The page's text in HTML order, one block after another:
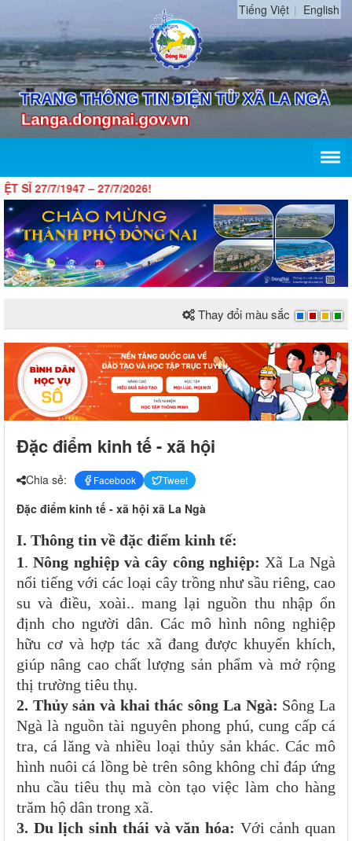
Tiếng Việt English
SĨ 27/7/1947 – 27/7/2026!
Thay đổi màu sắc
Đặc điểm kinh tế - xã hội
Chia sẻ: Facebook Tweet
Đặc điểm kinh tế - xã hội xã La Ngà
I. Thông tin về đặc điểm kinh tế:
1.Nông nghiệp và cây công nghiệp: Xã La Ngà
nổi tiếng với các loại cây trồng như sầu riêng, cao
su và điều, xoài.. mang lại nguồn thu nhập ổn
định cho người dân. Các mô hình nông nghiệp
hữu cơ và hợp tác xã đang được khuyến khích,
giúp nâng cao chất lượng sản phẩm và mở rộng
thị trường tiêu thụ.
2. Thủy sản và khai thác sông La Ngà: Sông La
Ngà là nguồn tài nguyên phong phú, cung cấp cá
tra, cá lăng và nhiều loại thủy sản khác. Các mô
hình nuôi cá lồng bè trên sông không chỉ đáp ứng
nhu cầu tiêu thụ mà còn tạo việc làm cho hàng
trăm hộ dân trong xã.
3. Du lịch sinh thái và văn hóa: Với cảnh quan